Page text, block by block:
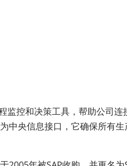
监控和决策工具，帮助公司连
中央信息接口，它确保所有